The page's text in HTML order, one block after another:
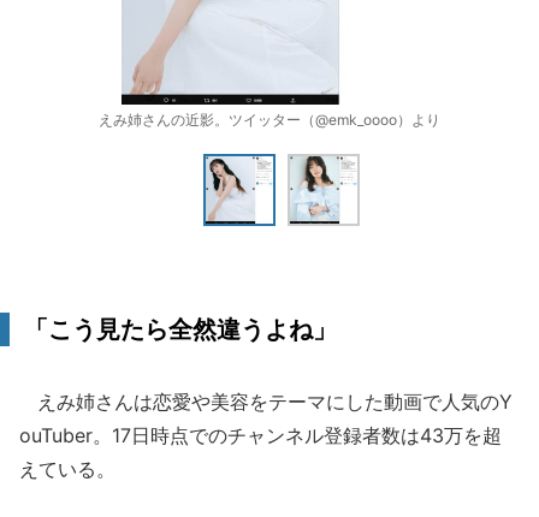
えみ姉さんの近影。ツイッター（@emk_oooo）より
「こう見たら全然違うよね」
えみ姉さんは恋愛や美容をテーマにした動画で人気のY
ouTuber。17日時点でのチャンネル登録者数は43万を超
えている。